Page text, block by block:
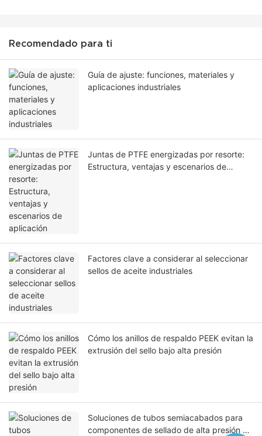
Recomendado para ti
Guía de ajuste: funciones, materiales y
aplicaciones industriales
Juntas de PTFE energizadas por resorte:
Estructura, ventajas y escenarios de
Factores clave a considerar al seleccionar
sellos de aceite industriales
Cómo los anillos de respaldo PEEK evitan la
extrusión del sello bajo alta presión
Soluciones de tubos semiacabados para
componentes de sellado de alta presión en